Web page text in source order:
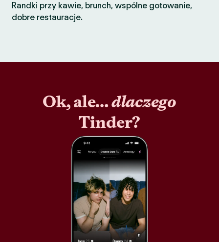
Randki przy kawie, brunch, wspólne gotowanie,
dobre restauracje.
Ok, ale…dlaczego
Tinder?